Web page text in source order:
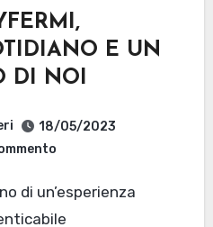
E UN
DI NOI
18/05/2023